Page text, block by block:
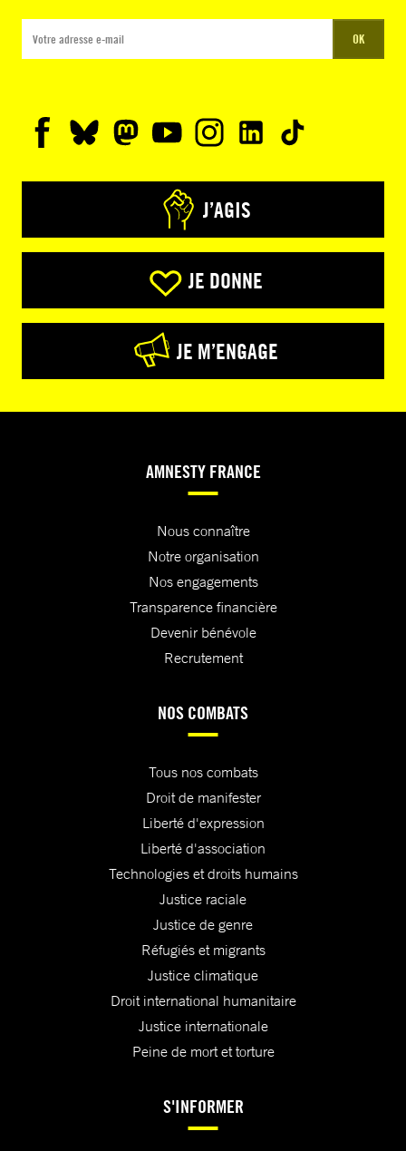
OK
J’AGIS
JE DONNE
JE M’ENGAGE
AMNESTY FRANCE
Nous connaître
Notre organisation
Nos engagements
Transparence financière
Devenir bénévole
Recrutement
NOS COMBATS
Tous nos combats
Droit de manifester
Liberté d'expression
Liberté d'association
Technologies et droits humains
Justice raciale
Justice de genre
Réfugiés et migrants
Justice climatique
Droit international humanitaire
Justice internationale
Peine de mort et torture
S'INFORMER